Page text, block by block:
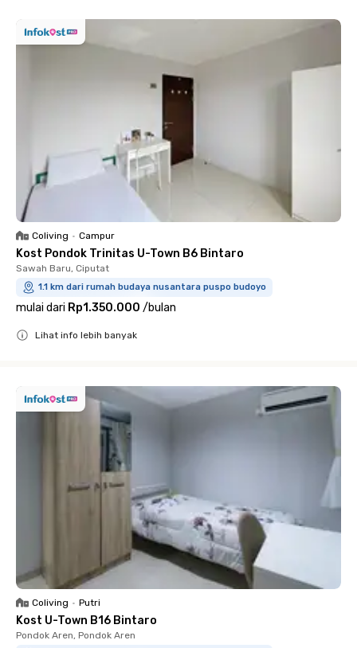
Coliving • Campur
Kost Pondok Trinitas U-Town B6 Bintaro
Sawah Baru, Ciputat
1.1 km dari rumah budaya nusantara puspo budoyo
mulai dari Rp1.350.000 /bulan
Lihat info lebih banyak
Coliving • Putri
Kost U-Town B16 Bintaro
Pondok Aren, Pondok Aren